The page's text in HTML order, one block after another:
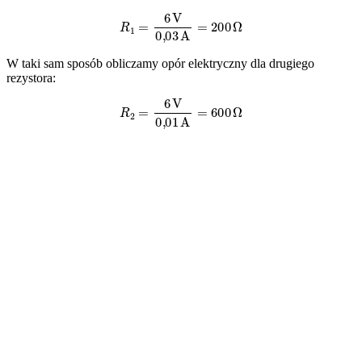
0,03
W taki sam sposób obliczamy opór elektryczny dla drugiego
rezystora:
0,01